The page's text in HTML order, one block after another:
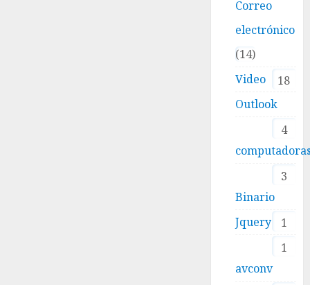
Correo
electrónico
14
Video
18
Outlook
4
3
Binario
1
Jquery
1
avconv